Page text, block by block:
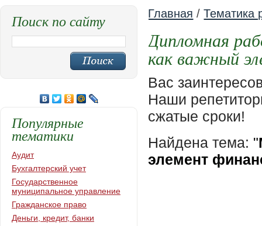
Главная /Тематика
Дипломная
как важный
Вас
Наши
сжатые сроки!
Найдена тема: "
элемент
Поиск по сайту
Популярные
тематики
Аудит
Бухгалтерский учет
Государственное
муниципальное управление
Гражданское право
Деньги, кредит, банки